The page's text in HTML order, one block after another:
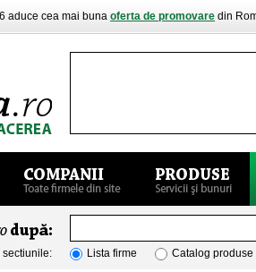
aduce cea mai buna oferta de promovare din
sectiunile: Lista firme Catalog produse